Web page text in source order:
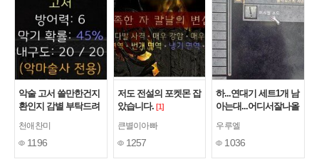
악술 고서 쓸만한건지
환인지 감별 부탁드려
천애찬미
1196
저도 전설의 포켓몬 잡
았습니다. [1]
큰별이아빠
1257
하...연대기 세트1개 남
아는대...어디서잘나올
우루엘
1036